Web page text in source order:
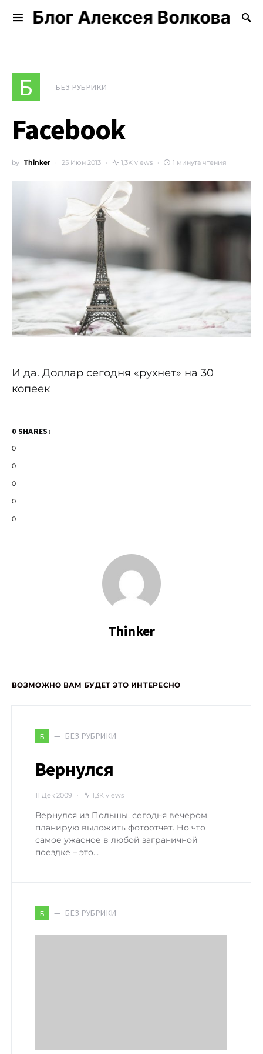
Блог Алексея Волкова
Search for:
Б БЕЗ РУБРИКИ
Facebook
by Thinker 25 Июн 2013 1,3K views 1 минута чтения
И да. Доллар сегодня «рухнет» на 30
копеек
0 SHARES:
0
0
0
0
0
Thinker
ВОЗМОЖНО ВАМ БУДЕТ ЭТО ИНТЕРЕСНО
Б БЕЗ РУБРИКИ
Вернулся
11 Дек 2009 1,3K views
Вернулся из Польшы, сегодня вечером
планирую выложить фотоотчет. Но что
самое ужасное в любой заграничной
поездке – это…
Б БЕЗ РУБРИКИ